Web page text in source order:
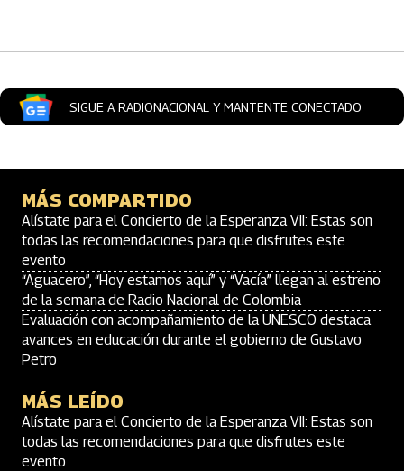
SIGUE A RADIONACIONAL Y MANTENTE CONECTADO
MÁS COMPARTIDO
Alístate para el Concierto de la Esperanza VII: Estas son
todas las recomendaciones para que disfrutes este
evento
“Aguacero”, “Hoy estamos aquí” y “Vacía” llegan al estreno
de la semana de Radio Nacional de Colombia
Evaluación con acompañamiento de la UNESCO destaca
avances en educación durante el gobierno de Gustavo
Petro
MÁS LEÍDO
Alístate para el Concierto de la Esperanza VII: Estas son
todas las recomendaciones para que disfrutes este
evento